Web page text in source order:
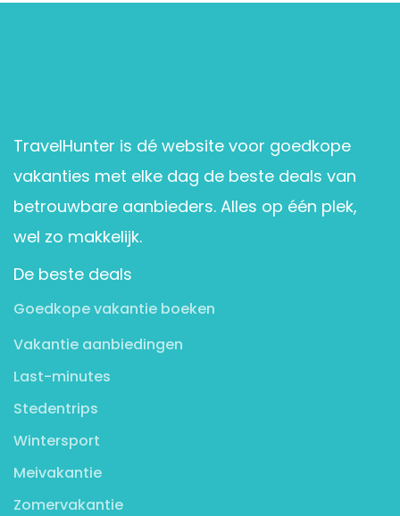
TravelHunter is dé website voor goedkope
vakanties met elke dag de beste deals van
betrouwbare aanbieders. Alles op één plek,
wel zo makkelijk.
De beste deals
Goedkope vakantie boeken
Vakantie aanbiedingen
Last-minutes
Stedentrips
Wintersport
Meivakantie
Zomervakantie